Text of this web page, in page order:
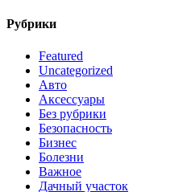
Рубрики
Featured
Uncategorized
Авто
Аксессуары
Без рубрики
Безопасность
Бизнес
Болезни
Важное
Дачный участок